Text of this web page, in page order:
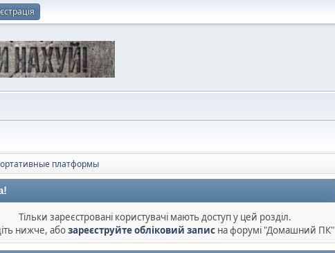
платформы
Тільки зареєстровані користувачі мають доступ у цей розділ.
нижче, абозареєструйте обліковий записна форумі "Домашний ПК"